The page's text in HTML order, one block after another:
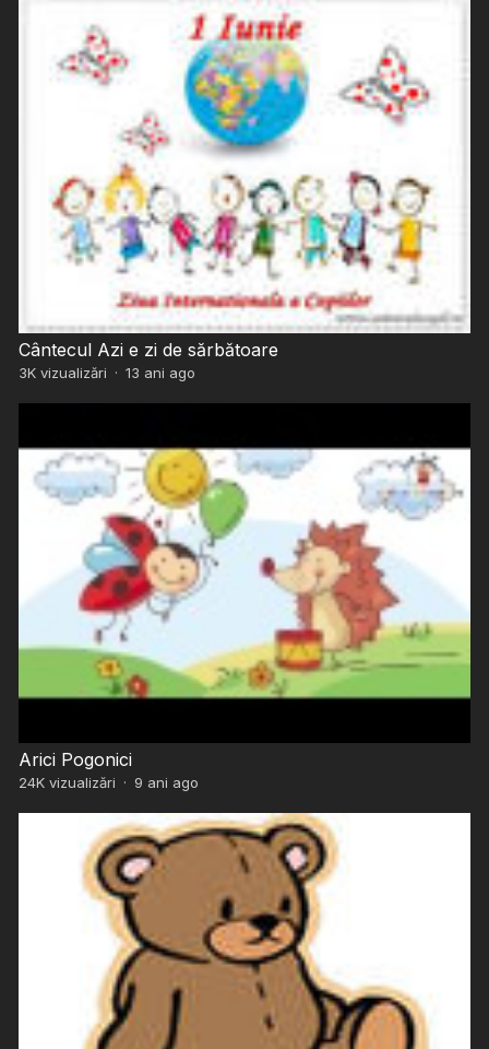
Cântecul Azi e zi de sărbătoare
3Kvizualizări · 13 ani ago
Arici Pogonici
24Kvizualizări · 9 ani ago